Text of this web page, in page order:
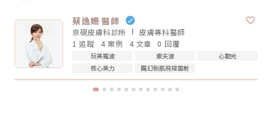
已經有明顯輪廓下垂，也可以和醫師討論音波。但年齡不是唯一標準，皮膚
厚度、脂肪量、鬆弛程度更重要。Q4：電波音波可以取代拉皮手術嗎？不
能完全取代。電波音波適合輕度到中度鬆弛，屬於非侵入式抗老療程。如果
是非常明顯的皮膚鬆垂或組織下滑，仍可能需要評估手術或其他治療方式。
Q5：電波音波多久做一次？每個人的老化程度、儀器種類、能量設定和維
持需求不同，沒有固定答案。一般會由醫師依照膚況、年齡、預算與期待效
果規劃，不建議自己照網路頻率硬套。搞懂電波跟音波的差別，才能選對適
合自己的療程電波跟音波都是常見的非侵入式抗老療程，但它們不是誰取代
誰，也不是誰一定比較好。圈圈提醒，做療程前不要只看網路心得，也不要
「瞬間換臉」而是「慢慢變緊、變順、變精緻」做電波前需要注意什麼？無
論選無雙電波或鳳凰電波，療程前都建議注意以下幾點： 近期是否懷孕或
哺乳 是否有心律調節器或植入式電子裝置 施作區域是否有金屬植入物 是否
有嚴重皮膚發炎、傷口或感染 近期是否做過其他醫美療程 是否有蟹足腫或
特殊體質 是否正在服用影響皮膚修復的藥物這些資訊都應在諮詢時主動告
知醫療院所，即便是非侵入式療程，也不是每個人都適合做。做完電波後怎
麼保養？電波療程後，多數人不需要長時間恢復期，但仍建議做好基礎照
護： 加強保濕 避免過度去角質 做好防曬 短期內避免高溫環境，例如三溫
暖、烤箱 避免同時疊加刺激性保養品 依照院所指示安排回診或追蹤如果出
現明顯紅腫、疼痛、水泡、凹陷或異常不適，應儘快回原院所或尋求專業醫
蔡逸姍 醫師
京硯皮膚科診所 皮膚專科醫師
1 追蹤
4 案例 4 文章 0 回覆
玩美電波 索夫波
心動光
核心美力
魔幻新肌飛梭雷射